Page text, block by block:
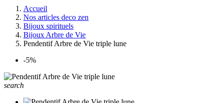
Accueil
Nos articles deco zen
Bijoux spirituels
Bijoux Arbre de Vie
Pendentif Arbre de Vie triple lune
-5%
search